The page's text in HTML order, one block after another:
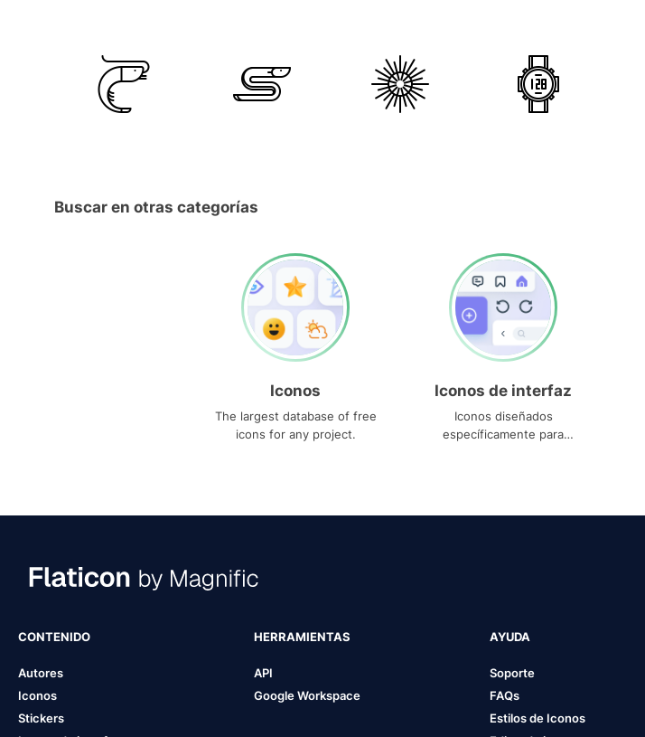
Buscar en otras categorías
Iconos
The largest database of free
icons for any project.
Iconos de interfaz
Iconos diseñados
específicamente para
CONTENIDO
Autores
Iconos
Stickers
HERRAMIENTAS
API
Google Workspace
AYUDA
Soporte
FAQs
Estilos de Iconos